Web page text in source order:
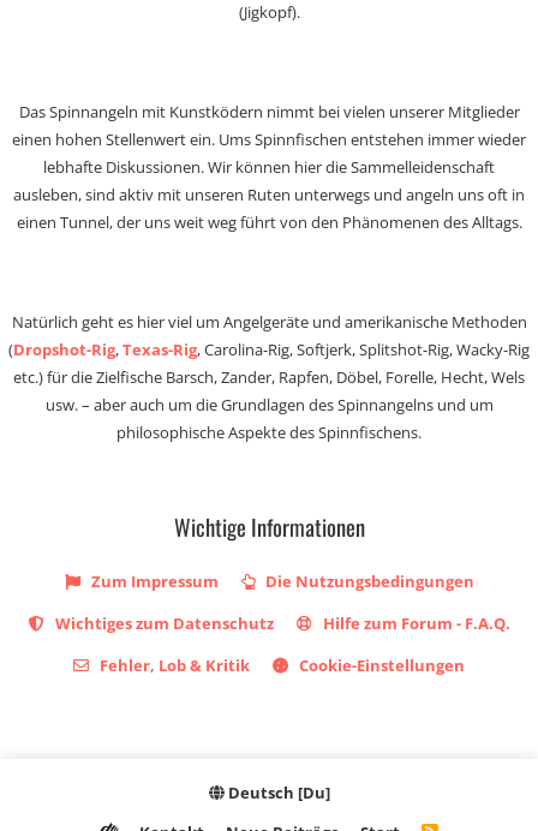
(Jigkopf).
Das Spinnangeln mit Kunstködern nimmt bei vielen unserer Mitglieder
einen hohen Stellenwert ein. Ums Spinnfischen entstehen immer wieder
lebhafte Diskussionen. Wir können hier die Sammelleidenschaft
ausleben, sind aktiv mit unseren Ruten unterwegs und angeln uns oft in
einen Tunnel, der uns weit weg führt von den Phänomenen des Alltags.
Natürlich geht es hier viel um Angelgeräte und amerikanische Methoden
(Dropshot-Rig,Texas-Rig, Carolina-Rig, Softjerk, Splitshot-Rig, Wacky-Rig
etc.) für die Zielfische Barsch, Zander, Rapfen, Döbel, Forelle, Hecht, Wels
usw. – aber auch um die Grundlagen des Spinnangelns und um
philosophische Aspekte des Spinnfischens.
Wichtige Informationen
Zum Impressum
Die Nutzungsbedingungen
Wichtiges zum Datenschutz
Hilfe zum Forum - F.A.Q.
Fehler, Lob & Kritik
Cookie-Einstellungen
Deutsch [Du]